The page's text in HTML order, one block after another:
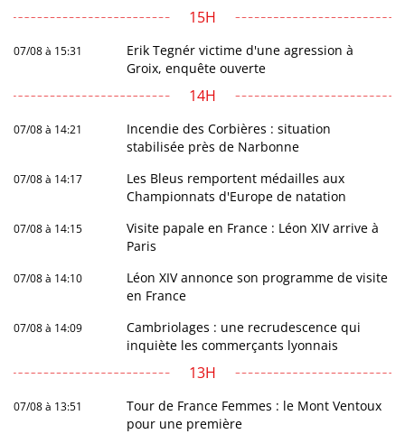
15H
07/08 à 15:31
Erik Tegnér victime d'une agression à
Groix, enquête ouverte
14H
07/08 à 14:21
Incendie des Corbières : situation
stabilisée près de Narbonne
07/08 à 14:17
Les Bleus remportent médailles aux
Championnats d'Europe de natation
07/08 à 14:15
Visite papale en France : Léon XIV arrive à
Paris
07/08 à 14:10
Léon XIV annonce son programme de visite
en France
07/08 à 14:09
Cambriolages : une recrudescence qui
inquiète les commerçants lyonnais
13H
07/08 à 13:51
Tour de France Femmes : le Mont Ventoux
pour une première